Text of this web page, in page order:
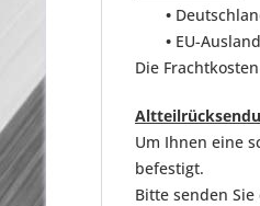
•
• EU-
Die
Um Ihnen eine
befestigt.
Bitte senden